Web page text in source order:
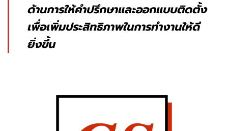
ด้านการให้คำปรึกษาและออกแบบติดตั้ง
เพื่อเพิ่มประสิทธิภาพในการทำงานให้ดี
ยิ่งขึ้น